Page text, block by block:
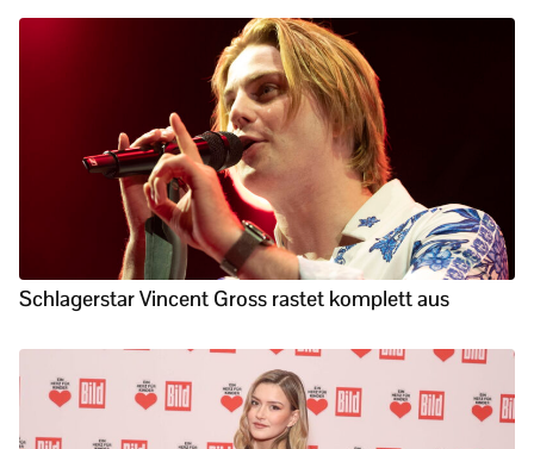
Schlagerstar Vincent Gross rastet komplett aus